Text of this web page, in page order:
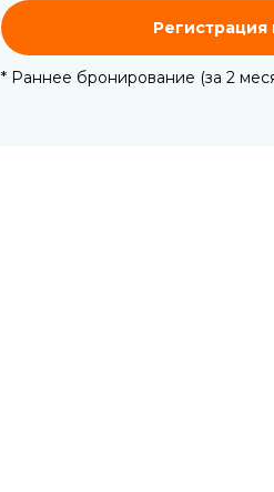
Регистрация
* Раннее бронирование (за 2